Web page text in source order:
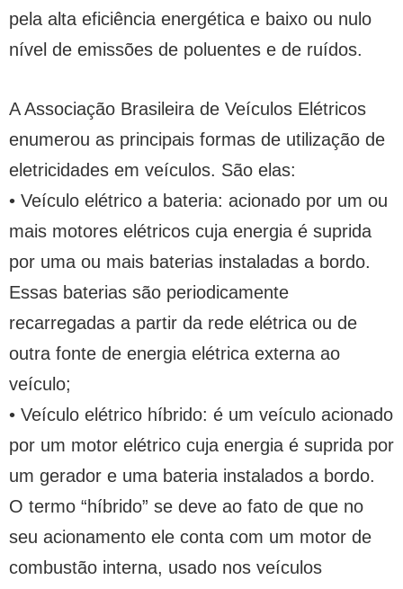
pela alta eficiência energética e baixo ou nulo
nível de emissões de poluentes e de ruídos.
A Associação Brasileira de Veículos Elétricos
enumerou as principais formas de utilização de
eletricidades em veículos. São elas:
• Veículo elétrico a bateria: acionado por um ou
mais motores elétricos cuja energia é suprida
por uma ou mais baterias instaladas a bordo.
Essas baterias são periodicamente
recarregadas a partir da rede elétrica ou de
outra fonte de energia elétrica externa ao
veículo;
• Veículo elétrico híbrido: é um veículo acionado
por um motor elétrico cuja energia é suprida por
um gerador e uma bateria instalados a bordo.
O termo “híbrido” se deve ao fato de que no
seu acionamento ele conta com um motor de
combustão interna, usado nos veículos